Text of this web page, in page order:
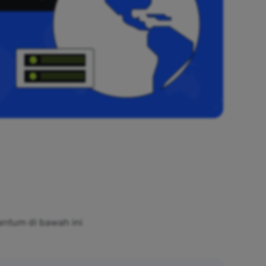
di bawah ini